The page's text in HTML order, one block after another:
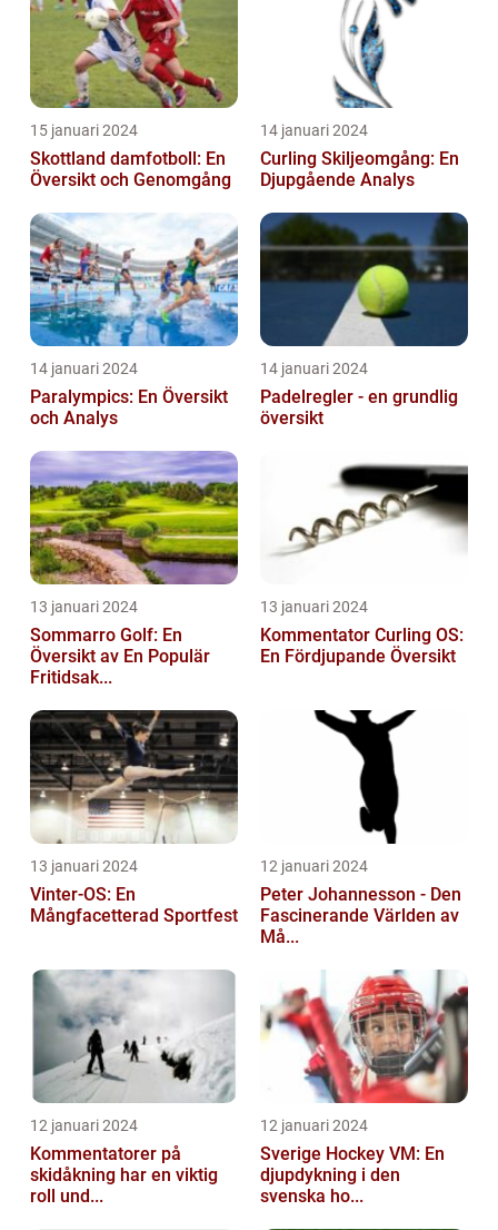
15 januari 2024
Skottland damfotboll: En
Översikt och Genomgång
14 januari 2024
Curling Skiljeomgång: En
Djupgående Analys
14 januari 2024
Paralympics: En Översikt
och Analys
14 januari 2024
Padelregler - en grundlig
översikt
13 januari 2024
Sommarro Golf: En
Översikt av En Populär
Fritidsak...
13 januari 2024
Kommentator Curling OS:
En Fördjupande Översikt
13 januari 2024
Vinter-OS: En
Mångfacetterad Sportfest
12 januari 2024
Peter Johannesson - Den
Fascinerande Världen av
Må...
12 januari 2024
Kommentatorer på
skidåkning har en viktig
roll und...
12 januari 2024
Sverige Hockey VM: En
djupdykning i den
svenska ho...